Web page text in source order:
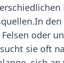
Felsen oder
sie oft